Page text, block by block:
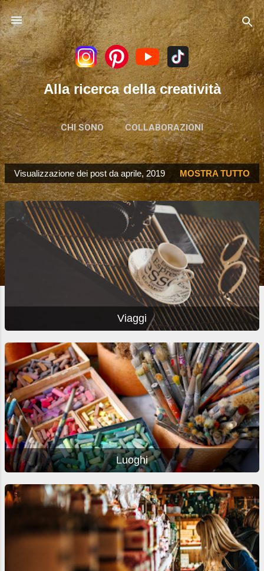
Passa ai contenuti principali
Alla ricerca della creatività
CHI SONO COLLABORAZIONI
P
o
t
Visualizzazione dei post da aprile, 2019 MOSTRA TUTTO
Viaggi
Luoghi